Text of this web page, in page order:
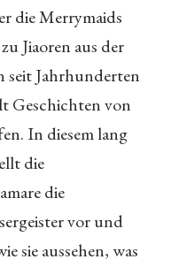
die Merrymaids
Jiaoren aus der
seit Jahrhunderten
Geschichten von
In diesem lang
die
die
vor und
sie aussehen, was